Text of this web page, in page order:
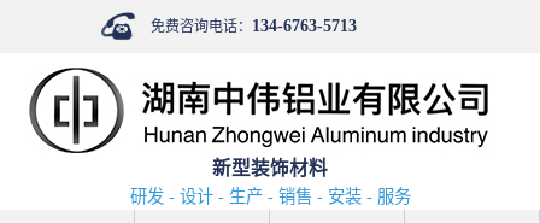
免费咨询电话： 134-6763-5713
新型装饰材料
研发 - 设计 - 生产 - 销售 - 安装 - 服务